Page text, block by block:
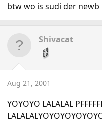
btw wo is sudi der newb
Shivacat
Aug 21, 2001
YOYOYO LALALAL